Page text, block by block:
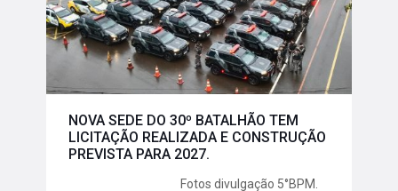
NOVA SEDE DO 30º BATALHÃO TEM
LICITAÇÃO REALIZADA E CONSTRUÇÃO
PREVISTA PARA 2027.
Fotos divulgação 5°BPM.